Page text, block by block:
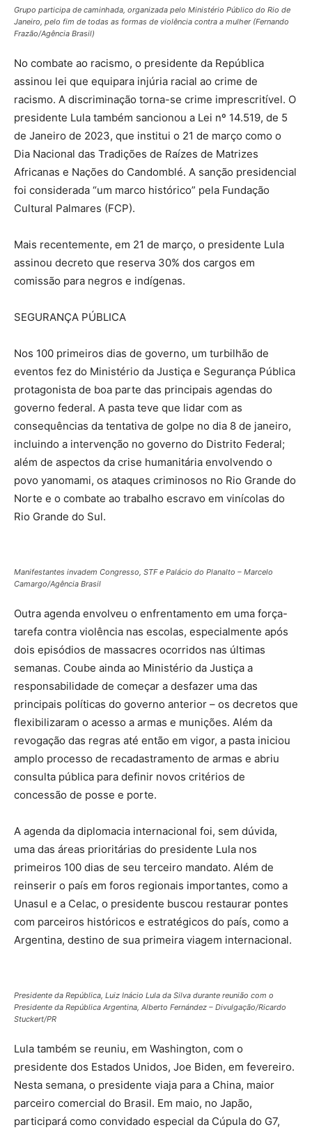
Grupo participa de caminhada, organizada pelo Ministério Público do Rio de
Janeiro, pelo fim de todas as formas de violência contra a mulher (Fernando
Frazão/Agência Brasil)
No combate ao racismo, o presidente da República
assinou lei que equipara injúria racial ao crime de
racismo. A discriminação torna-se crime imprescritível. O
presidente Lula também sancionou a Lei nº 14.519, de 5
de Janeiro de 2023, que institui o 21 de março como o
Dia Nacional das Tradições de Raízes de Matrizes
Africanas e Nações do Candomblé. A sanção presidencial
foi considerada “um marco histórico” pela Fundação
Cultural Palmares (FCP).
Mais recentemente, em 21 de março, o presidente Lula
assinou decreto que reserva 30% dos cargos em
comissão para negros e indígenas.
SEGURANÇA PÚBLICA
Nos 100 primeiros dias de governo, um turbilhão de
eventos fez do Ministério da Justiça e Segurança Pública
protagonista de boa parte das principais agendas do
governo federal. A pasta teve que lidar com as
consequências da tentativa de golpe no dia 8 de janeiro,
incluindo a intervenção no governo do Distrito Federal;
além de aspectos da crise humanitária envolvendo o
povo yanomami, os ataques criminosos no Rio Grande do
Norte e o combate ao trabalho escravo em vinícolas do
Rio Grande do Sul.
Manifestantes invadem Congresso, STF e Palácio do Planalto – Marcelo
Camargo/Agência Brasil
Outra agenda envolveu o enfrentamento em uma força-
tarefa contra violência nas escolas, especialmente após
dois episódios de massacres ocorridos nas últimas
semanas. Coube ainda ao Ministério da Justiça a
responsabilidade de começar a desfazer uma das
principais políticas do governo anterior – os decretos que
flexibilizaram o acesso a armas e munições. Além da
revogação das regras até então em vigor, a pasta iniciou
amplo processo de recadastramento de armas e abriu
consulta pública para definir novos critérios de
concessão de posse e porte.
A agenda da diplomacia internacional foi, sem dúvida,
uma das áreas prioritárias do presidente Lula nos
primeiros 100 dias de seu terceiro mandato. Além de
reinserir o país em foros regionais importantes, como a
Unasul e a Celac, o presidente buscou restaurar pontes
com parceiros históricos e estratégicos do país, como a
Argentina, destino de sua primeira viagem internacional.
Presidente da República, Luiz Inácio Lula da Silva durante reunião com o
Presidente da República Argentina, Alberto Fernández – Divulgação/Ricardo
Stuckert/PR
Lula também se reuniu, em Washington, com o
presidente dos Estados Unidos, Joe Biden, em fevereiro.
Nesta semana, o presidente viaja para a China, maior
parceiro comercial do Brasil. Em maio, no Japão,
participará como convidado especial da Cúpula do G7,